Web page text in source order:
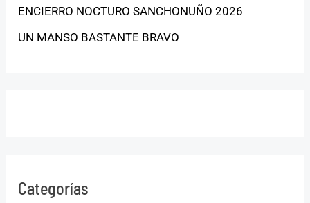
ENCIERRO NOCTURO SANCHONUÑO 2026
UN MANSO BASTANTE BRAVO
Categorías